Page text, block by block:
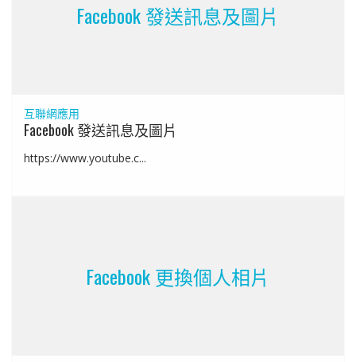
Facebook 發送訊息及圖片
互聯網應用
Facebook 發送訊息及圖片
https://www.youtube.c...
Facebook 更換個人相片